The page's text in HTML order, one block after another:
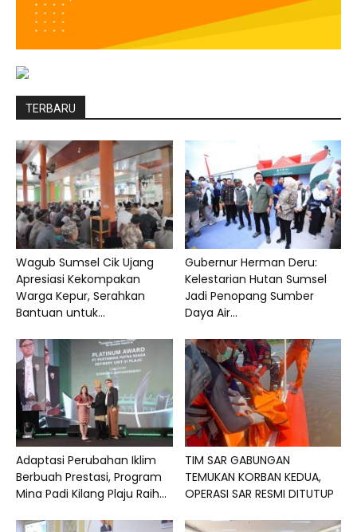
TERBARU
Wagub Sumsel Cik Ujang
Apresiasi Kekompakan
Warga Kepur, Serahkan
Bantuan untuk...
Gubernur Herman Deru:
Kelestarian Hutan Sumsel
Jadi Penopang Sumber
Daya Air...
Adaptasi Perubahan Iklim
Berbuah Prestasi, Program
Mina Padi Kilang Plaju Raih...
TIM SAR GABUNGAN
TEMUKAN KORBAN KEDUA,
OPERASI SAR RESMI DITUTUP